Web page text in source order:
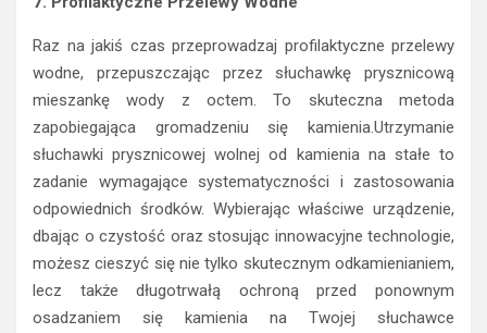
Raz na jakiś czas przeprowadzaj profilaktyczne przelewy
wodne, przepuszczając przez słuchawkę prysznicową
mieszankę wody z octem. To skuteczna metoda
zapobiegająca gromadzeniu się kamienia.Utrzymanie
słuchawki prysznicowej wolnej od kamienia na stałe to
zadanie wymagające systematyczności i zastosowania
odpowiednich środków. Wybierając właściwe urządzenie,
dbając o czystość oraz stosując innowacyjne technologie,
możesz cieszyć się nie tylko skutecznym odkamienianiem,
lecz także długotrwałą ochroną przed ponownym
osadzaniem się kamienia na Twojej słuchawce